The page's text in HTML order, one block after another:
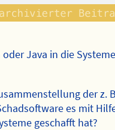
Java in die
der z.
es mit
geschafft hat?